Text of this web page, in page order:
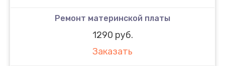
Ремонт материнской платы
1290 руб.
Заказать